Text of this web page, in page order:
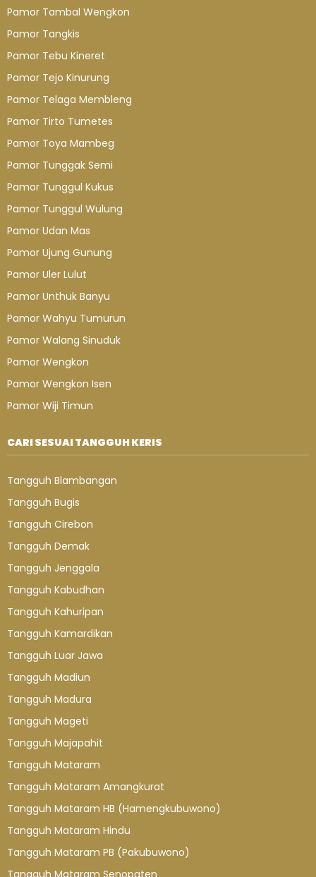
Pamor Tambal Wengkon
Pamor Tangkis
Pamor Tebu Kineret
Pamor Tejo Kinurung
Pamor Telaga Membleng
Pamor Tirto Tumetes
Pamor Toya Mambeg
Pamor Tunggak Semi
Pamor Tunggul Kukus
Pamor Tunggul Wulung
Pamor Udan Mas
Pamor Ujung Gunung
Pamor Uler Lulut
Pamor Unthuk Banyu
Pamor Wahyu Tumurun
Pamor Walang Sinuduk
Pamor Wengkon
Pamor Wengkon Isen
Pamor Wiji Timun
CARI SESUAI TANGGUH KERIS
Tangguh Blambangan
Tangguh Bugis
Tangguh Cirebon
Tangguh Demak
Tangguh Jenggala
Tangguh Kabudhan
Tangguh Kahuripan
Tangguh Kamardikan
Tangguh Luar Jawa
Tangguh Madiun
Tangguh Madura
Tangguh Mageti
Tangguh Majapahit
Tangguh Mataram
Tangguh Mataram Amangkurat
Tangguh Mataram HB (Hamengkubuwono)
Tangguh Mataram Hindu
Tangguh Mataram PB (Pakubuwono)